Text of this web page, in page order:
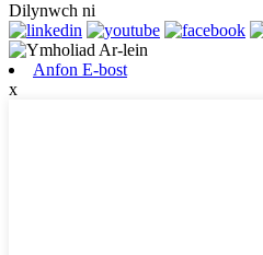
Dilynwch ni
Anfon E-bost
x